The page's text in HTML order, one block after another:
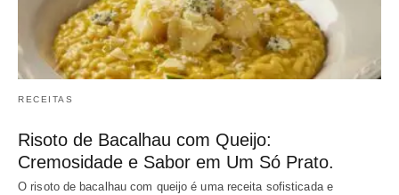
RECEITAS
Risoto de Bacalhau com Queijo:
Cremosidade e Sabor em Um Só Prato.
O risoto de bacalhau com queijo é uma receita sofisticada e